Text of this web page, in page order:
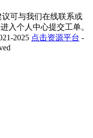
可与我们在线联系或
入个人中心提交工单。
2025 点击资源平台 -